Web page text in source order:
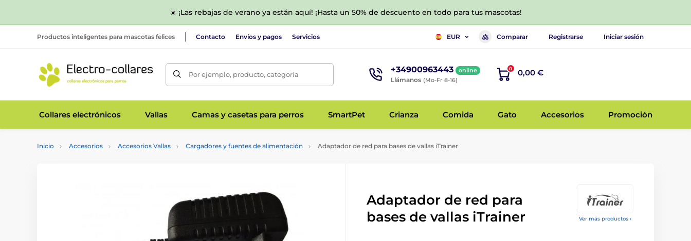
☀️ ¡Las rebajas de verano ya están aquí! ¡Hasta un 50% de descuento en todo para tus mascotas!
Productos inteligentes para mascotas felices Contacto Envíos y pagos Servicios EUR Comparar Registrarse Iniciar sesión
Por ejemplo, producto, categoría +34900963443 online
Llámanos (Mo-Fr 8-16)
0 0,00 €
Collares electrónicos Vallas Camas y casetas para perros SmartPet Crianza Comida Gato Accesorios Promoción
Inicio Accesorios Accesorios Vallas Cargadores y fuentes de alimentación Adaptador de red para bases de vallas iTrainer
Ver más productos ›
Adaptador de red para
bases de vallas iTrainer